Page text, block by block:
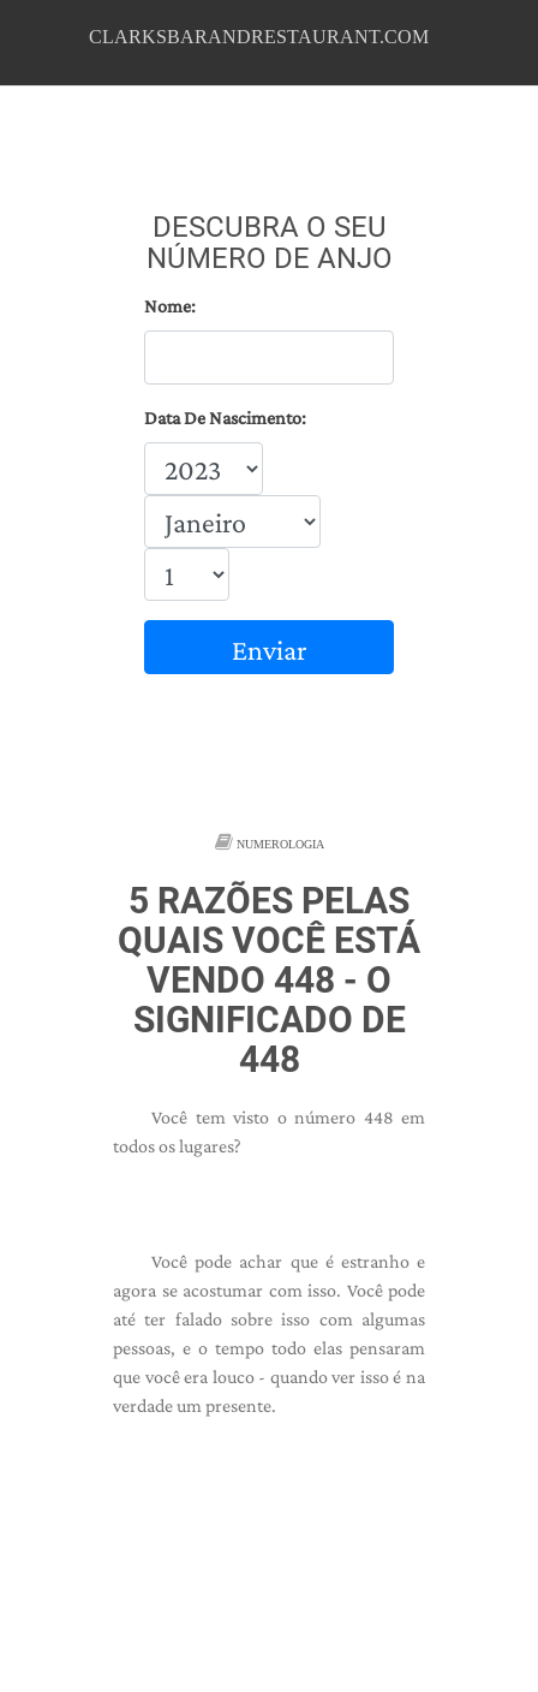
CLARKSBARANDRESTAURANT.COM
DESCUBRA O SEU
NÚMERO DE ANJO
Nome:
Data De Nascimento:
Enviar
NUMEROLOGIA
5 RAZÕES PELAS
QUAIS VOCÊ ESTÁ
VENDO 448 - O
SIGNIFICADO DE
448
Você tem visto o número 448 em
todos os lugares?
Você pode achar que é estranho e
agora se acostumar com isso. Você pode
até ter falado sobre isso com algumas
pessoas, e o tempo todo elas pensaram
que você era louco - quando ver isso é na
verdade um presente.